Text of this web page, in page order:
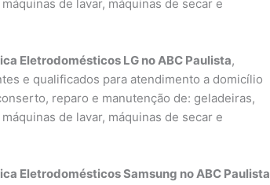
de lavar, máquinas de secar e
Eletrodomésticos LG no ABC Paulista,
e qualificados para atendimento a domicílio
reparo e manutenção de: geladeiras,
de lavar, máquinas de secar e
Eletrodomésticos Samsung no ABC Paulista